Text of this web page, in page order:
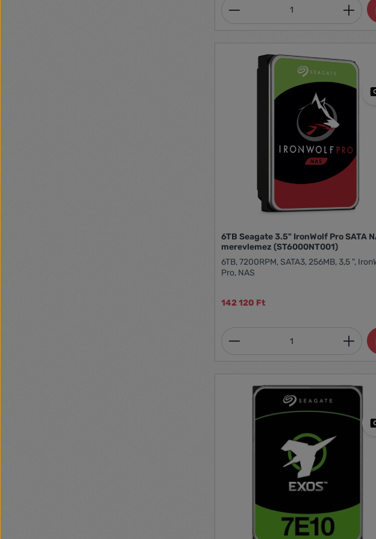
Termékmennyiség:
6TB Seagate 3.5" IronWolf Pro SATA
merevlemez (ST6000NT001)
6TB, 7200RPM, SATA3, 256MB, 3,5 ",
Pro, NAS
142 120 Ft
Termékmennyiség: